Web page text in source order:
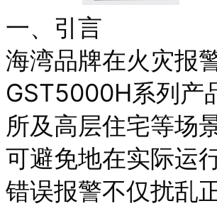
一、引言
海湾品牌在火灾报
GST5000H系列产
所及高层住宅等场
可避免地在实际运
错误报警不仅扰乱